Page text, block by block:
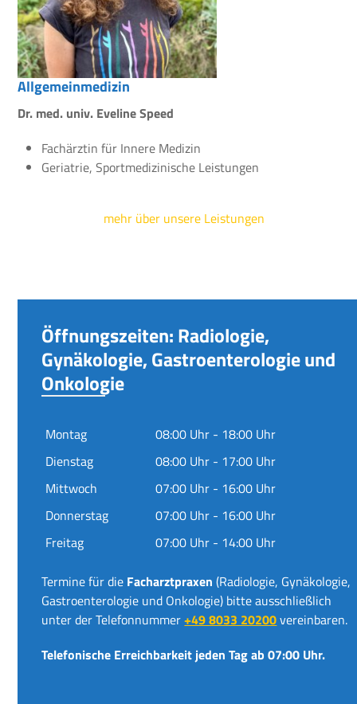
Allgemeinmedizin
Dr. med. univ. Eveline Speed
Fachärztin für Innere Medizin
Geriatrie, Sportmedizinische Leistungen
mehr über unsere Leistungen
Öffnungszeiten: Radiologie,
Gynäkologie, Gastroenterologie und
Onkologie
Montag
08:00 Uhr - 18:00 Uhr
Dienstag
08:00 Uhr - 17:00 Uhr
Mittwoch
07:00 Uhr - 16:00 Uhr
Donnerstag
07:00 Uhr - 16:00 Uhr
Freitag
07:00 Uhr - 14:00 Uhr
Termine für die Facharztpraxen (Radiologie, Gynäkologie,
Gastroenterologie und Onkologie) bitte ausschließlich
unter der Telefonnummer+49 8033 20200vereinbaren.
Telefonische Erreichbarkeit jeden Tag ab 07:00 Uhr.